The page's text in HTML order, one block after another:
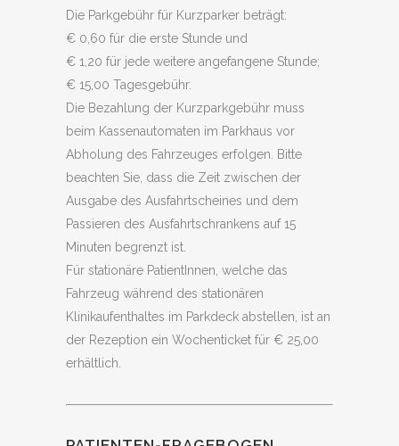
Die Parkgebühr für Kurzparker beträgt:
€ 0,60 für die erste Stunde und
€ 1,20 für jede weitere angefangene Stunde;
€ 15,00 Tagesgebühr.
Die Bezahlung der Kurzparkgebühr muss
beim Kassenautomaten im Parkhaus vor
Abholung des Fahrzeuges erfolgen. Bitte
beachten Sie, dass die Zeit zwischen der
Ausgabe des Ausfahrtscheines und dem
Passieren des Ausfahrtschrankens auf 15
Minuten begrenzt ist.
Für stationäre PatientInnen, welche das
Fahrzeug während des stationären
Klinikaufenthaltes im Parkdeck abstellen, ist an
der Rezeption ein Wochenticket für € 25,00
erhältlich.